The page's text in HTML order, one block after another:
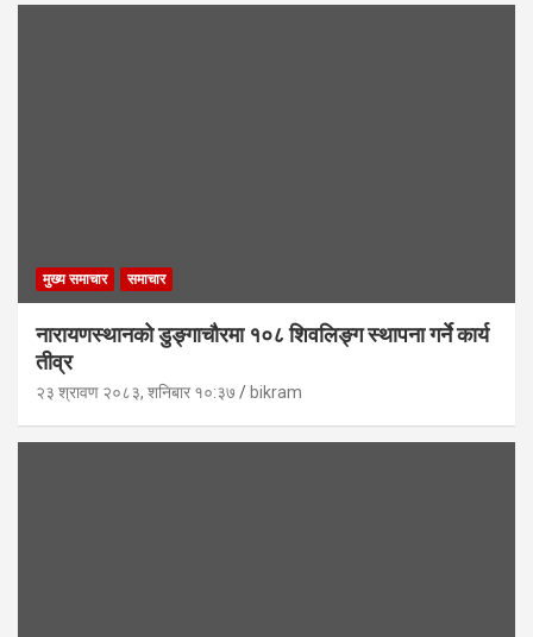
मुख्य समाचार समाचार
नारायणस्थानको डुङ्गाचौरमा १०८ शिवलिङ्ग स्थापना गर्ने कार्य
तीव्र
२३ श्रावण २०८३, शनिबार १०:३७ bikram